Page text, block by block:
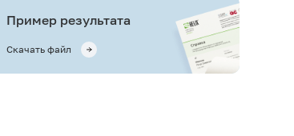
Пример результата
Скачать файл